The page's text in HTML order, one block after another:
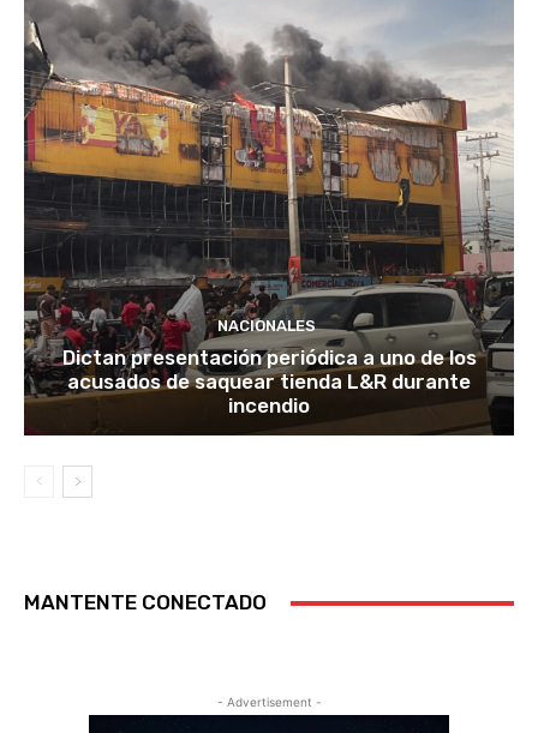
NACIONALES
Dictan presentación periódica a uno de los
acusados de saquear tienda L&R durante
incendio
MANTENTE CONECTADO
- Advertisement -